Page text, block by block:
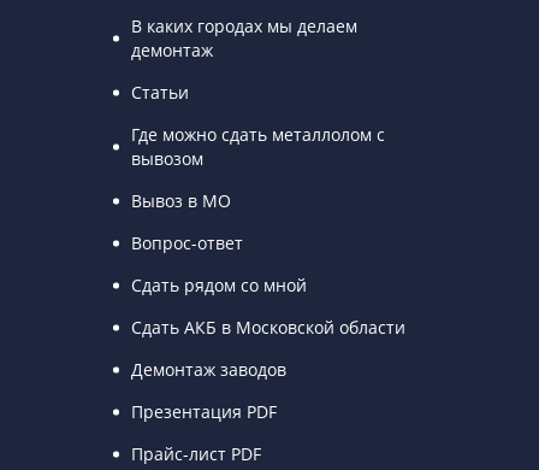
В каких городах мы делаем
демонтаж
Статьи
Где можно сдать металлолом с
вывозом
Вывоз в МО
Вопрос-ответ
Сдать рядом со мной
Сдать АКБ в Московской области
Демонтаж заводов
Презентация PDF
Прайс-лист PDF